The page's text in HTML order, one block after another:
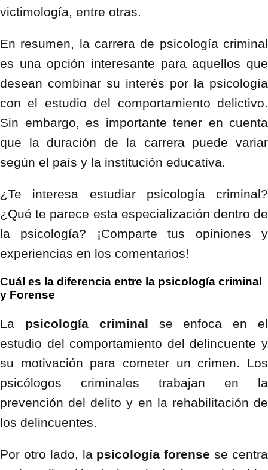
victimología, entre otras.
En resumen, la carrera de psicología criminal
es una opción interesante para aquellos que
desean combinar su interés por la psicología
con el estudio del comportamiento delictivo.
Sin embargo, es importante tener en cuenta
que la duración de la carrera puede variar
según el país y la institución educativa.
¿Te interesa estudiar psicología criminal?
¿Qué te parece esta especialización dentro de
la psicología? ¡Comparte tus opiniones y
experiencias en los comentarios!
Cuál es la diferencia entre la psicología criminal
y Forense
La psicología criminal se enfoca en el
estudio del comportamiento del delincuente y
su motivación para cometer un crimen. Los
psicólogos criminales trabajan en la
prevención del delito y en la rehabilitación de
los delincuentes.
Por otro lado, la psicología forense se centra